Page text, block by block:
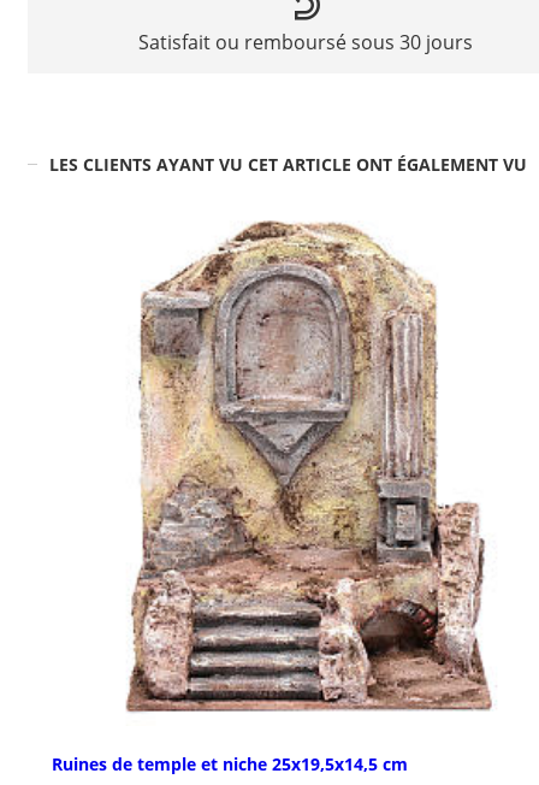
Satisfait ou remboursé sous 30 jours
LES CLIENTS AYANT VU CET ARTICLE ONT ÉGALEMENT VU
Ruines de temple et niche 25x19,5x14,5 cm